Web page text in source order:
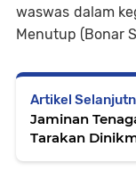
waswas dalam
Menutup (Bonar
Artikel
Jaminan
Tarakan